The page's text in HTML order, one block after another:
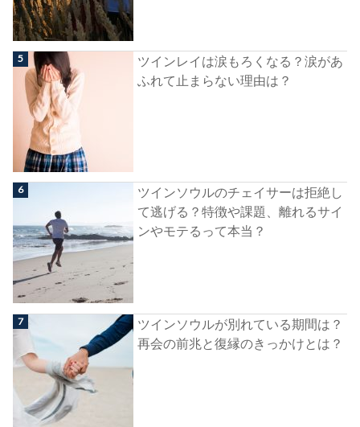
ツインレイは涙もろくなる？涙があ
ふれて止まらない理由は？
ツインソウルのチェイサーは拒絶し
て逃げる？特徴や課題、離れるサイ
ンやモテるって本当？
ツインソウルが別れている期間は？
再会の前兆と復縁のきっかけとは？